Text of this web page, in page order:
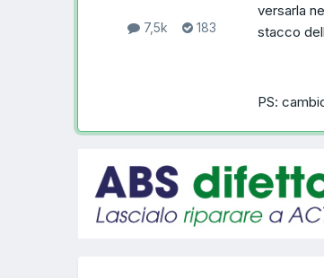
7,5k 183
versarla
stacco
PS: